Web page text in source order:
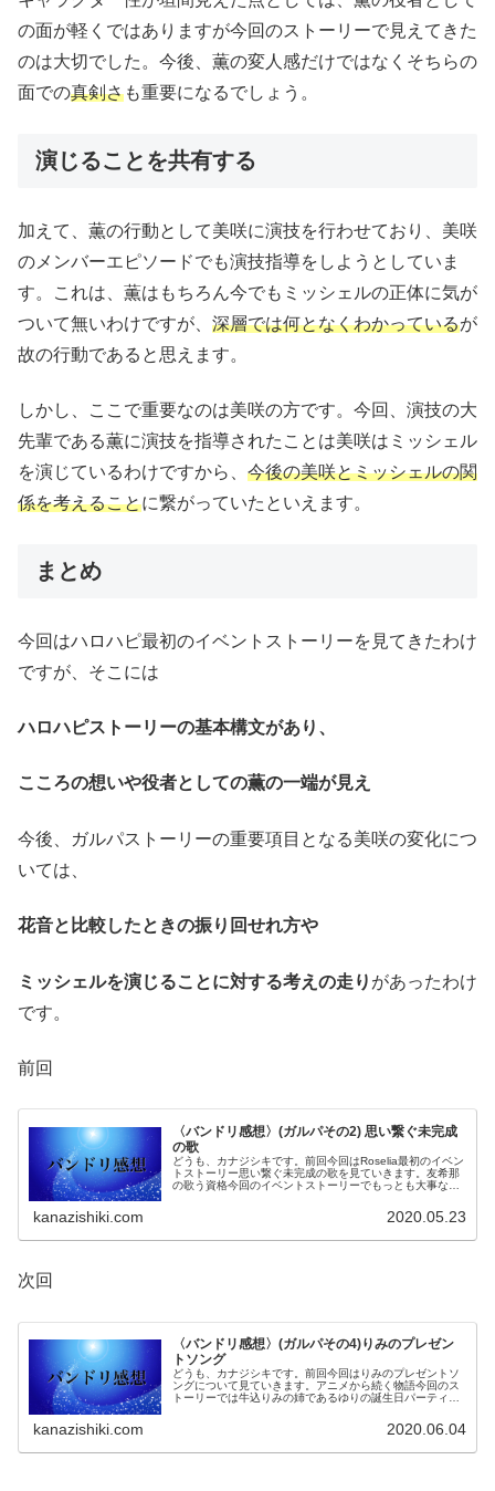
の面が軽くではありますが今回のストーリーで見えてきた
のは大切でした。今後、薫の変人感だけではなくそちらの
面での真剣さも重要になるでしょう。
演じることを共有する
加えて、薫の行動として美咲に演技を行わせており、美咲
のメンバーエピソードでも演技指導をしようとしていま
す。これは、薫はもちろん今でもミッシェルの正体に気が
ついて無いわけですが、 深層では何となくわかっているが
故の行動であると思えます。
しかし、ここで重要なのは美咲の方です。今回、演技の大
先輩である薫に演技を指導されたことは美咲はミッシェル
を演じているわけですから、 今後の美咲とミッシェルの関
係を考えることに繋がっていたといえます。
まとめ
今回はハロハピ最初のイベントストーリーを見てきたわけ
ですが、そこには
ハロハピストーリーの基本構文があり、
こころの想いや役者としての薫の一端が見え
今後、ガルパストーリーの重要項目となる美咲の変化につ
いては、
花音と比較したときの振り回せれ方や
ミッシェルを演じることに対する考えの走り があったわけ
です。
前回
〈バンドリ感想〉(ガルパその2) 思い繋ぐ未完成
の歌
どうも、カナジシキです。前回今回はRoselia最初のイベン
トストーリー思い繋ぐ未完成の歌を見ていきます。友希那
の歌う資格今回のイベントストーリーでもっとも大事な点
kanazishiki.com 2020.05.23
次回
〈バンドリ感想〉(ガルパその4)りみのプレゼン
トソング
どうも、カナジシキです。前回今回はりみのプレゼントソ
ングについて見ていきます。アニメから続く物語今回のス
トーリーでは牛込りみの姉であるゆりの誕生日パーティー
kanazishiki.com 2020.06.04